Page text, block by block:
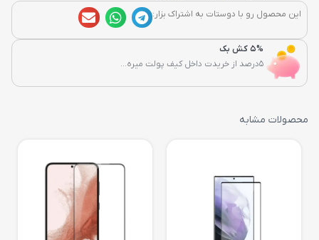
این محصول رو با دوستات به اشتراک بزار:
5% کش بک
5درصد از خریدت داخل کیف پولت میره...
محصولات مشابه